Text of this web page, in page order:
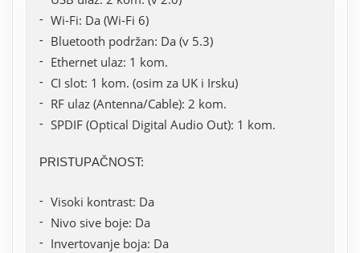
Wi-Fi: Da (Wi-Fi 6)
Bluetooth podržan: Da (v 5.3)
Ethernet ulaz: 1 kom.
CI slot: 1 kom. (osim za UK i Irsku)
RF ulaz (Antenna/Cable): 2 kom.
SPDIF (Optical Digital Audio Out): 1 kom.
PRISTUPAČNOST:
Visoki kontrast: Da
Nivo sive boje: Da
Invertovanje boja: Da